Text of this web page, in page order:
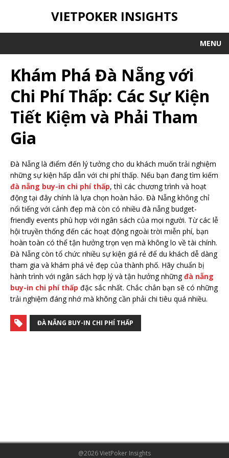
VIETPOKER INSIGHTS
MENU
Khám Phá Đà Nẵng với
Chi Phí Thấp: Các Sự Kiện
Tiết Kiệm và Phải Tham
Gia
Đà Nẵng là điểm đến lý tưởng cho du khách muốn trải nghiệm
những sự kiện hấp dẫn với chi phí thấp. Nếu bạn đang tìm kiếm
đà nẵng buy-in chi phí thấp, thì các chương trình và hoạt
động tại đây chính là lựa chọn hoàn hảo. Đà Nẵng không chỉ
nổi tiếng với cảnh đẹp mà còn có nhiều đà nẵng budget-
friendly events phù hợp với ngân sách của mọi người. Từ các lễ
hội truyền thống đến các hoạt động ngoài trời miễn phí, bạn
hoàn toàn có thể tận hưởng trọn vẹn mà không lo về tài chính.
Đà Nẵng còn tổ chức nhiều sự kiện giá rẻ để du khách dễ dàng
tham gia và khám phá vẻ đẹp của thành phố. Hãy chuẩn bị
hành trình với ngân sách hợp lý và tận hưởng nhữngđà nẵng
buy-in chi phí thấp đặc sắc nhất. Chắc chắn bạn sẽ có những
trải nghiệm đáng nhớ mà không cần phải chi tiêu quá nhiều.
ĐÀ NẴNG BUY-IN CHI PHÍ THẤP
@2026 VietPoker Insights